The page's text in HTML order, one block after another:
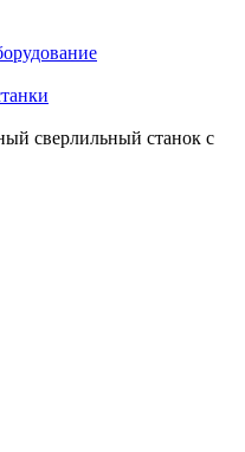
сверлильный станок с